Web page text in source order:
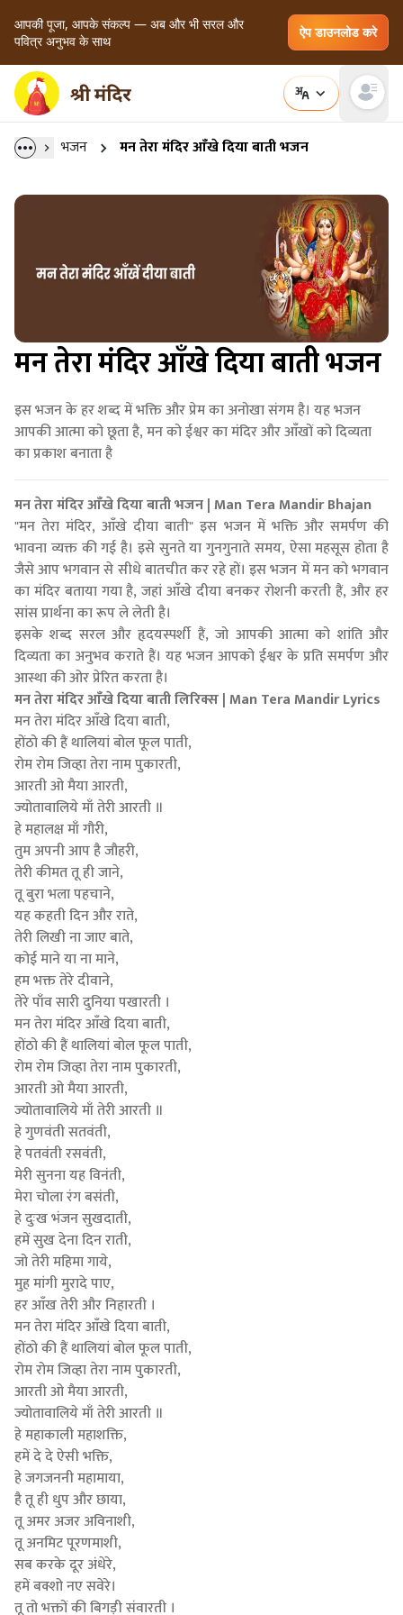
आपकी पूजा, आपके संकल्प — अब और भी सरल और
पवित्र अनुभव के साथ
ऐप डाउनलोड करे
Open
भजन मन तेरा मंदिर आँखे दिया बाती भजन
मन तेरा मंदिर आँखे दिया बाती भजन
इस भजन के हर शब्द में भक्ति और प्रेम का अनोखा संगम है। यह भजन
आपकी आत्मा को छूता है, मन को ईश्वर का मंदिर और आँखों को दिव्यता
का प्रकाश बनाता है
मन तेरा मंदिर आँखे दिया बाती भजन | Man Tera Mandir Bhajan
"मन तेरा मंदिर, आँखे दीया बाती" इस भजन में भक्ति और समर्पण की
भावना व्यक्त की गई है। इसे सुनते या गुनगुनाते समय, ऐसा महसूस होता है
जैसे आप भगवान से सीधे बातचीत कर रहे हों। इस भजन में मन को भगवान
का मंदिर बताया गया है, जहां आँखे दीया बनकर रोशनी करती हैं, और हर
सांस प्रार्थना का रूप ले लेती है।
इसके शब्द सरल और हृदयस्पर्शी हैं, जो आपकी आत्मा को शांति और
दिव्यता का अनुभव कराते हैं। यह भजन आपको ईश्वर के प्रति समर्पण और
आस्था की ओर प्रेरित करता है।
मन तेरा मंदिर आँखे दिया बाती लिरिक्स | Man Tera Mandir Lyrics
मन तेरा मंदिर आँखे दिया बाती,
होंठो की हैं थालियां बोल फूल पाती,
रोम रोम जिव्हा तेरा नाम पुकारती,
आरती ओ मैया आरती,
ज्योतावालिये माँ तेरी आरती ॥
हे महालक्ष माँ गौरी,
तुम अपनी आप है जौहरी,
तेरी कीमत तू ही जाने,
तू बुरा भला पहचाने,
यह कहती दिन और राते,
तेरी लिखी ना जाए बाते,
कोई माने या ना माने,
हम भक्त तेरे दीवाने,
तेरे पाँव सारी दुनिया पखारती ।
मन तेरा मंदिर आँखे दिया बाती,
होंठो की हैं थालियां बोल फूल पाती,
रोम रोम जिव्हा तेरा नाम पुकारती,
आरती ओ मैया आरती,
ज्योतावालिये माँ तेरी आरती ॥
हे गुणवंती सतवंती,
हे पतवंती रसवंती,
मेरी सुनना यह विनंती,
मेरा चोला रंग बसंती,
हे दुःख भंजन सुखदाती,
हमें सुख देना दिन राती,
जो तेरी महिमा गाये,
मुह मांगी मुरादे पाए,
हर आँख तेरी और निहारती ।
मन तेरा मंदिर आँखे दिया बाती,
होंठो की हैं थालियां बोल फूल पाती,
रोम रोम जिव्हा तेरा नाम पुकारती,
आरती ओ मैया आरती,
ज्योतावालिये माँ तेरी आरती ॥
हे महाकाली महाशक्ति,
हमें दे दे ऐसी भक्ति,
हे जगजननी महामाया,
है तू ही धुप और छाया,
तू अमर अजर अविनाशी,
तू अनमिट पूरणमाशी,
सब करके दूर अंधेरे,
हमें बक्शो नए सवेरे।
तू तो भक्तों की बिगड़ी संवारती ।